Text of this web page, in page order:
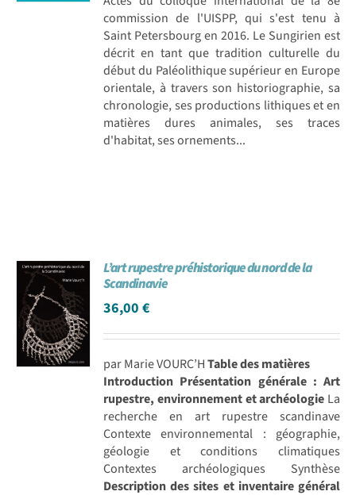
commission de l'UISPP, qui s'est tenu à
Saint Petersbourg en 2016. Le Sungirien est
décrit en tant que tradition culturelle du
début du Paléolithique supérieur en Europe
orientale, à travers son historiographie, sa
chronologie, ses productions lithiques et en
matières dures animales, ses traces
d'habitat, ses ornements...
L’art rupestre préhistorique du nord de la
Scandinavie
36,00€
par Marie VOURC’HTable des matières
Introduction Présentation générale : Art
rupestre, environnement et archéologie La
recherche en art rupestre scandinave
Contexte environnemental : géographie,
géologie et conditions climatiques
Contextes archéologiques Synthèse
Description des sites et inventaire général